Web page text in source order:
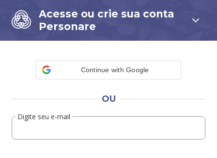
Acesse ou crie sua conta
Personare
Continue with Google
OU
Digite seu e-mail